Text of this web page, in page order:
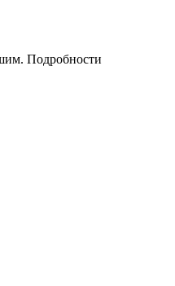
Подробности